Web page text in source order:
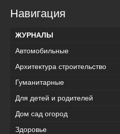
Навигация
ЖУРНАЛЫ
Автомобильные
Архитектура строительство
Гуманитарные
Для детей и родителей
Дом сад огород
Здоровье